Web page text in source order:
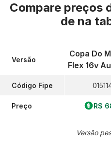
Compare preços
de na
Versão
Código Fipe
Preço
Copa Do
Flex 16v
R$
Versão